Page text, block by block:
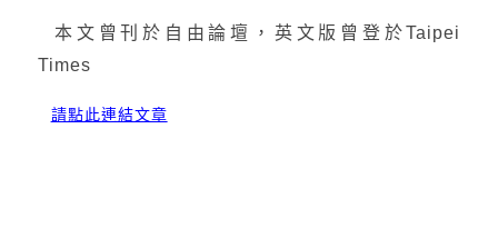
本文曾刊於自由論壇，英文版曾登於Taipei
Times
請點此連結文章